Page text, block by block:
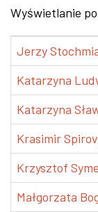
Wyświetlanie
Jerzy
Katarzyna
Katarzyna
Krasimir
Krzysztof
Małgorzata